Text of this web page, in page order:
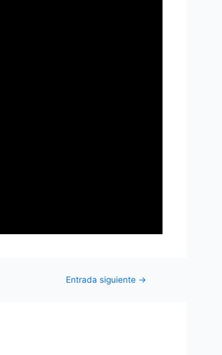
Entrada siguiente →